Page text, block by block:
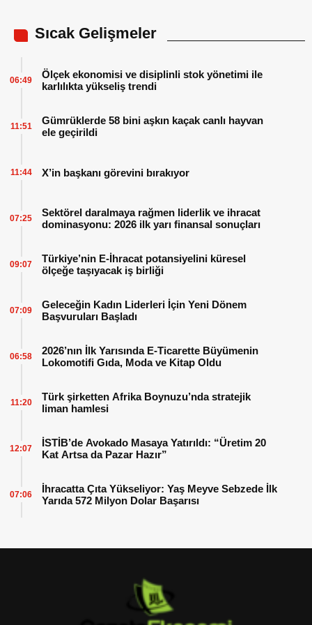
Sıcak Gelişmeler
Ölçek ekonomisi ve disiplinli stok yönetimi ile
karlılıkta yükseliş trendi
06:49
Gümrüklerde 58 bini aşkın kaçak canlı hayvan
ele geçirildi
11:51
X’in başkanı görevini bırakıyor
11:44
Sektörel daralmaya rağmen liderlik ve ihracat
dominasyonu: 2026 ilk yarı finansal sonuçları
07:25
Türkiye’nin E-İhracat potansiyelini küresel
ölçeğe taşıyacak iş birliği
09:07
Geleceğin Kadın Liderleri İçin Yeni Dönem
Başvuruları Başladı
07:09
2026’nın İlk Yarısında E-Ticarette Büyümenin
Lokomotifi Gıda, Moda ve Kitap Oldu
06:58
Türk şirketten Afrika Boynuzu’nda stratejik
liman hamlesi
11:20
İSTİB’de Avokado Masaya Yatırıldı: “Üretim 20
Kat Artsa da Pazar Hazır”
12:07
İhracatta Çıta Yükseliyor: Yaş Meyve Sebzede İlk
Yarıda 572 Milyon Dolar Başarısı
07:06